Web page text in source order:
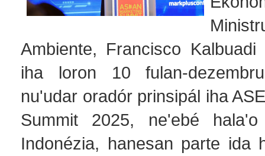
Ambiente, Francisco Kalbuadi
iha loron 10 fulan-
nu'udar oradór prinsipál iha
Summit 2025, ne'ebé
Indonézia, hanesan parte ida